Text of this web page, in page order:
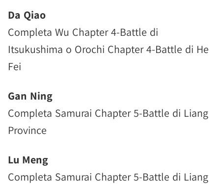
Da Qiao
Completa Wu Chapter 4-Battle di
Itsukushima o Orochi Chapter 4-Battle di He
Fei
Gan Ning
Completa Samurai Chapter 5-Battle di Liang
Province
Lu Meng
Completa Samurai Chapter 5-Battle di Liang